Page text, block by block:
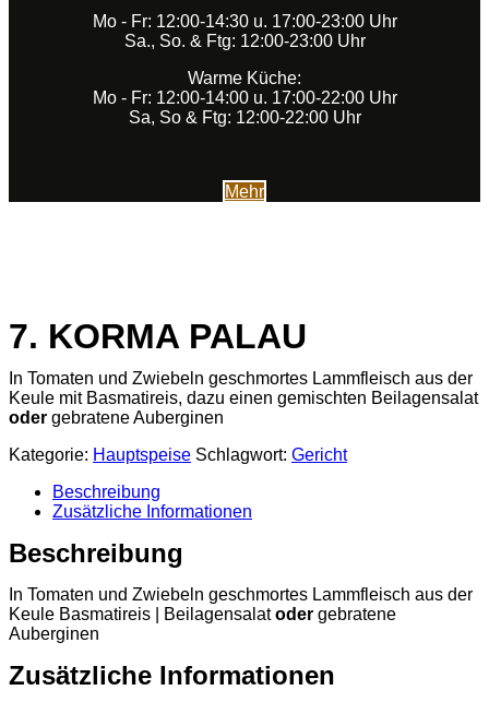
Mo - Fr: 12:00-14:30 u. 17:00-23:00 Uhr
Sa., So. & Ftg: 12:00-23:00 Uhr
Warme Küche:
Mo - Fr: 12:00-14:00 u. 17:00-22:00 Uhr
Sa, So & Ftg: 12:00-22:00 Uhr
Mehr
7. KORMA PALAU
In Tomaten und Zwiebeln geschmortes Lammfleisch aus der
Keule mit Basmatireis, dazu einen gemischten Beilagensalat
oder gebratene Auberginen
Kategorie: Hauptspeise Schlagwort: Gericht
Beschreibung
Zusätzliche Informationen
Beschreibung
In Tomaten und Zwiebeln geschmortes Lammfleisch aus der
Keule Basmatireis | Beilagensalatoder gebratene
Auberginen
Zusätzliche Informationen